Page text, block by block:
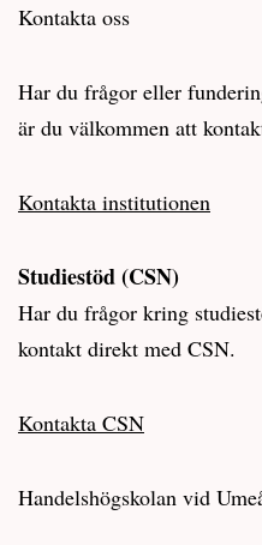
Kontakta oss
Har du frågor eller
är du välkommen att
Kontakta institutionen
Studiestöd (CSN)
Har du frågor kring
kontakt direkt med CSN.
Kontakta CSN
Handelshögskolan vid